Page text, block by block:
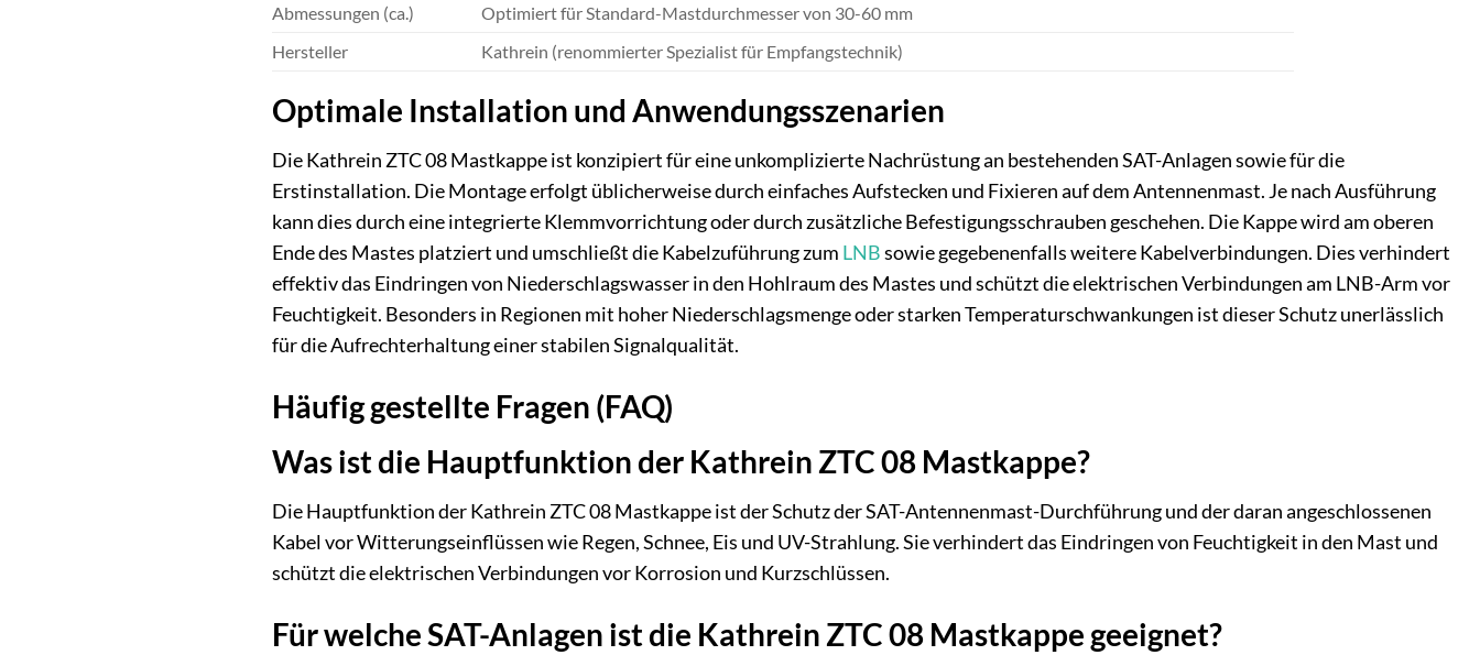
Abmessungen (ca.)
Optimiert für Standard-Mastdurchmesser von 30-60 mm
Hersteller
Kathrein (renommierter Spezialist für Empfangstechnik)
Optimale Installation und Anwendungsszenarien
Die Kathrein ZTC 08 Mastkappe ist konzipiert für eine unkomplizierte Nachrüstung an bestehenden SAT-Anlagen sowie für die
Erstinstallation. Die Montage erfolgt üblicherweise durch einfaches Aufstecken und Fixieren auf dem Antennenmast. Je nach Ausführung
kann dies durch eine integrierte Klemmvorrichtung oder durch zusätzliche Befestigungsschrauben geschehen. Die Kappe wird am oberen
Ende des Mastes platziert und umschließt die Kabelzuführung zum LNBsowie gegebenenfalls weitere Kabelverbindungen. Dies verhindert
effektiv das Eindringen von Niederschlagswasser in den Hohlraum des Mastes und schützt die elektrischen Verbindungen am LNB-Arm vor
Feuchtigkeit. Besonders in Regionen mit hoher Niederschlagsmenge oder starken Temperaturschwankungen ist dieser Schutz unerlässlich
für die Aufrechterhaltung einer stabilen Signalqualität.
Häufig gestellte Fragen (FAQ)
Was ist die Hauptfunktion der Kathrein ZTC 08 Mastkappe?
Die Hauptfunktion der Kathrein ZTC 08 Mastkappe ist der Schutz der SAT-Antennenmast-Durchführung und der daran angeschlossenen
Kabel vor Witterungseinflüssen wie Regen, Schnee, Eis und UV-Strahlung. Sie verhindert das Eindringen von Feuchtigkeit in den Mast und
schützt die elektrischen Verbindungen vor Korrosion und Kurzschlüssen.
Für welche SAT-Anlagen ist die Kathrein ZTC 08 Mastkappe geeignet?